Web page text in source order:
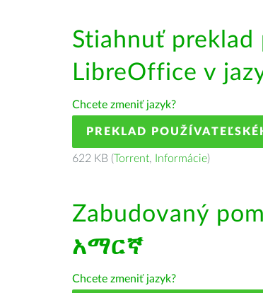
Stiahnuť preklad
LibreOffice v
Chcete zmeniť jazyk?
PREKLAD
622 KB (Torrent, Informácie)
Zabudovaný
አማርኛ
Chcete zmeniť jazyk?